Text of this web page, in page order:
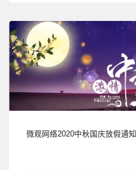
微观网络2020中秋国庆放假通知